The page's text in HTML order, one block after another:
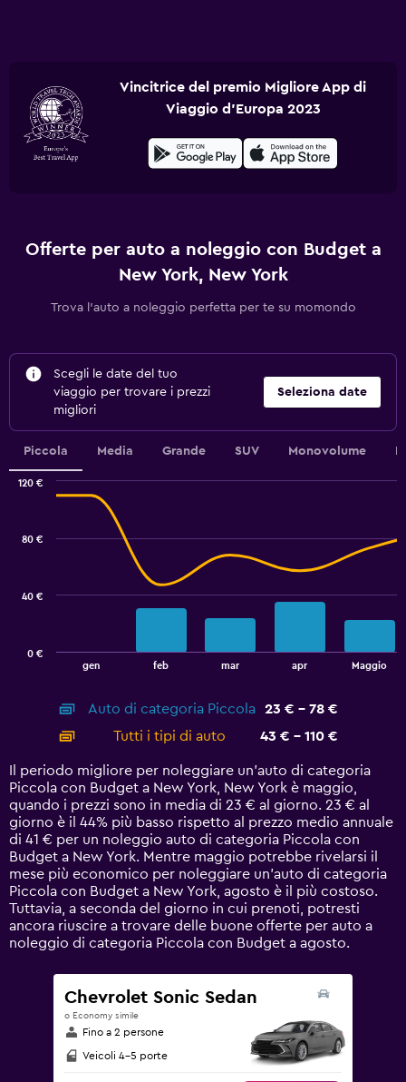
Vincitrice del premio Migliore App di
Viaggio d'Europa 2023
Offerte per auto a noleggio con Budget a
New York, New York
Trova l'auto a noleggio perfetta per te su momondo
Scegli le date del tuo
viaggio per trovare i prezzi
migliori
Seleziona date
Piccola Media Grande SUV Monovolume
Combination
displaying
categories.
14
categories.
The
chart
has
1
Y
axis
displaying
values.
Range:
0
gen feb mar apr Maggio
0 €
40 €
80 €
120 €
Auto di categoria Piccola
23 € - 78 €
Tutti i tipi di auto
43 € - 110 €
Il periodo migliore per noleggiare un'auto di categoria
Piccola con Budget a New York, New York è maggio,
quando i prezzi sono in media di 23 € al giorno. 23 € al
giorno è il 44% più basso rispetto al prezzo medio annuale
di 41 € per un noleggio auto di categoria Piccola con
Budget a New York. Mentre maggio potrebbe rivelarsi il
mese più economico per noleggiare un'auto di categoria
Piccola con Budget a New York, agosto è il più costoso.
Tuttavia, a seconda del giorno in cui prenoti, potresti
ancora riuscire a trovare delle buone offerte per auto a
noleggio di categoria Piccola con Budget a agosto.
Chevrolet Sonic Sedan
o Economy simile
Fino a 2 persone
Veicoli 4-5 porte